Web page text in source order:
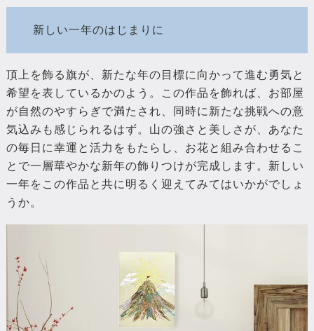
新しい一年のはじまりに
頂上を飾る旗が、新たな年の目標に向かって進む勇気と
希望を表しているかのよう。この作品を飾れば、お部屋
が自然のやすらぎで満たされ、同時に新たな挑戦への意
気込みも感じられるはず。山の強さと美しさが、あなた
の毎日に幸運と活力をもたらし、お花と組み合わせるこ
とで一層華やかな新年の飾りつけが完成します。新しい
一年をこの作品と共に明るく迎えてみてはいかがでしょ
うか。